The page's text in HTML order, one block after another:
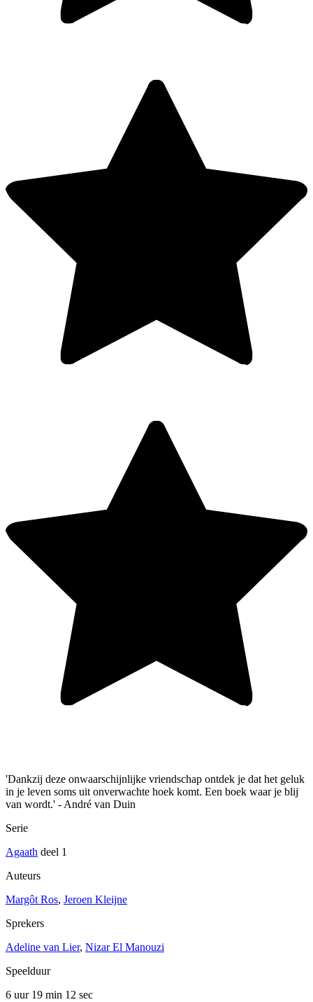
'Dankzij deze onwaarschijnlijke vriendschap ontdek je dat het geluk
in je leven soms uit onverwachte hoek komt. Een boek waar je blij
van wordt.' - André van Duin
Serie
Agaath deel 1
Auteurs
Margôt Ros, Jeroen Kleijne
Sprekers
Adeline van Lier, Nizar El Manouzi
Speelduur
6 uur 19 min 12 sec